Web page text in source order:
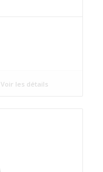
Voir les détails